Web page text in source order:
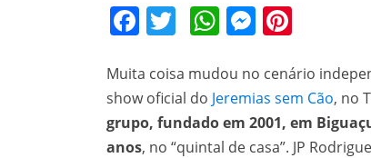
Facebook
Twitter
WhatsApp
Muita coisa mudou no cenário
show oficial do Jeremias sem Cão, no
grupo, fundado em 2001, em
anos, no “quintal de casa”. JP